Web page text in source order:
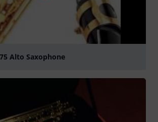
Alto Saxophone